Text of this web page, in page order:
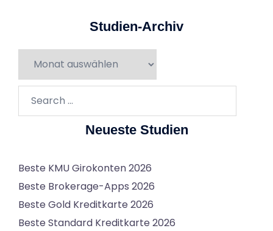
Studien-Archiv
Archiv
Neueste Studien
Beste KMU Girokonten 2026
Beste Brokerage-Apps 2026
Beste Gold Kreditkarte 2026
Beste Standard Kreditkarte 2026